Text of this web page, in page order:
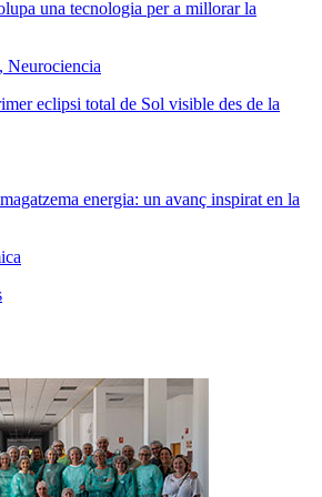
una tecnologia per a millorar la
Neurociencia
eclipsi total de Sol visible des de la
energia: un avanç inspirat en la